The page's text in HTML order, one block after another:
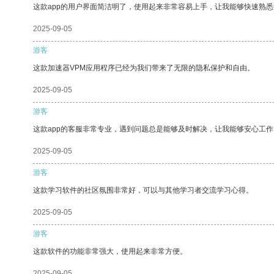
这款app的用户界面简洁明了，使用起来非常容易上手，让我能够快速熟悉
2025-09-05
游客
这款加速器VPM应用程序已经为我们带来了无限的隐私保护和自由。
2025-09-05
游客
这款app的客服非常专业，遇到问题总是能够及时解决，让我能够安心工作
2025-09-05
游客
这款学习软件的社区氛围非常好，可以与其他学习者交流学习心得。
2025-09-05
游客
这款软件的功能非常强大，使用起来非常方便。